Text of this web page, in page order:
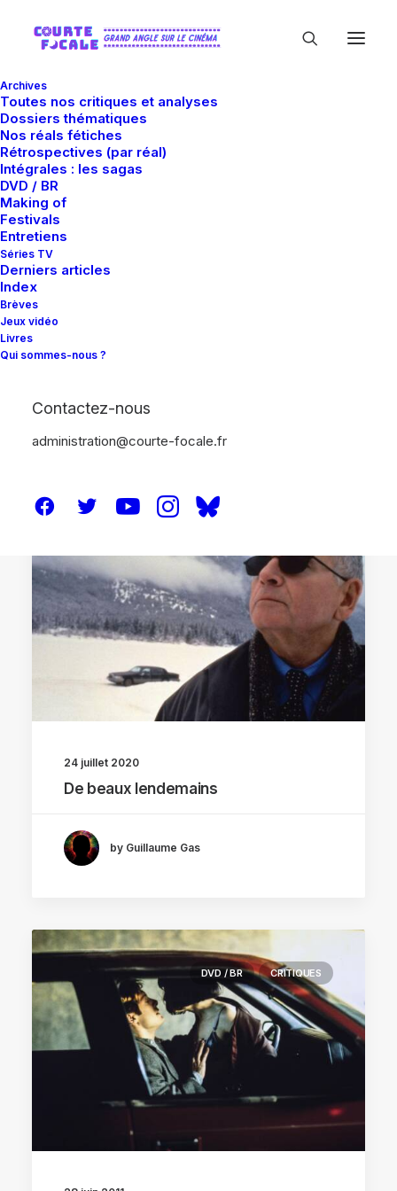
Archives
Toutes nos critiques et analyses
Dossiers thématiques
Nos réals fétiches
Rétrospectives (par réal)
Intégrales : les sagas
DVD / BR
Making of
Festivals
Entretiens
Séries TV
Derniers articles
Index
Brèves
Jeux vidéo
Livres
Qui sommes-nous ?
Contactez-nous
administration@courte-focale.fr
The Movie Network
24 juillet 2020
De beaux lendemains
by Guillaume Gas
DVD / BR CRITIQUES